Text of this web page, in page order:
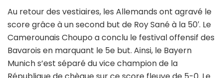
Au retour des vestiaires, les Allemands ont agravé le
score grâce à un second but de Roy Sané à la 50′. Le
Camerounais Choupo a conclu le festival offensif des
Bavarois en marquant le 5e but. Ainsi, le Bayern
Munich s’est séparé du vice champion de la